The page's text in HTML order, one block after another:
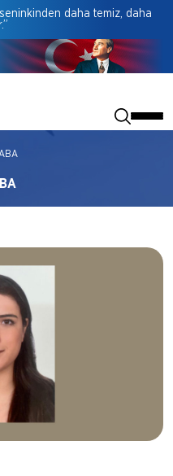
seninkinden daha temiz, daha